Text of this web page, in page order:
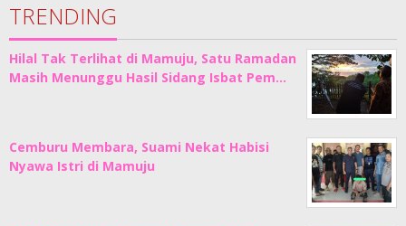
TRENDING
Hilal Tak Terlihat di Mamuju, Satu Ramadan
Masih Menunggu Hasil Sidang Isbat Pem…
Cemburu Membara, Suami Nekat Habisi
Nyawa Istri di Mamuju